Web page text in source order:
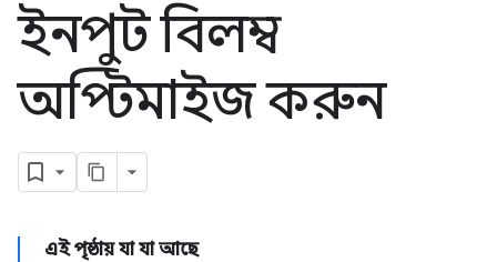
ইনপুট বিলম্ব
অপ্টিমাইজ করুন
এই পৃষ্ঠায় যা যা আছে